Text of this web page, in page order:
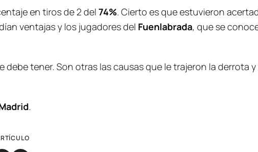
en tiros de 2 del 74%. Cierto es que estuvieron
ventajas y los jugadores del Fuenlabrada, que se
tener. Son otras las causas que le trajeron la derrota
.